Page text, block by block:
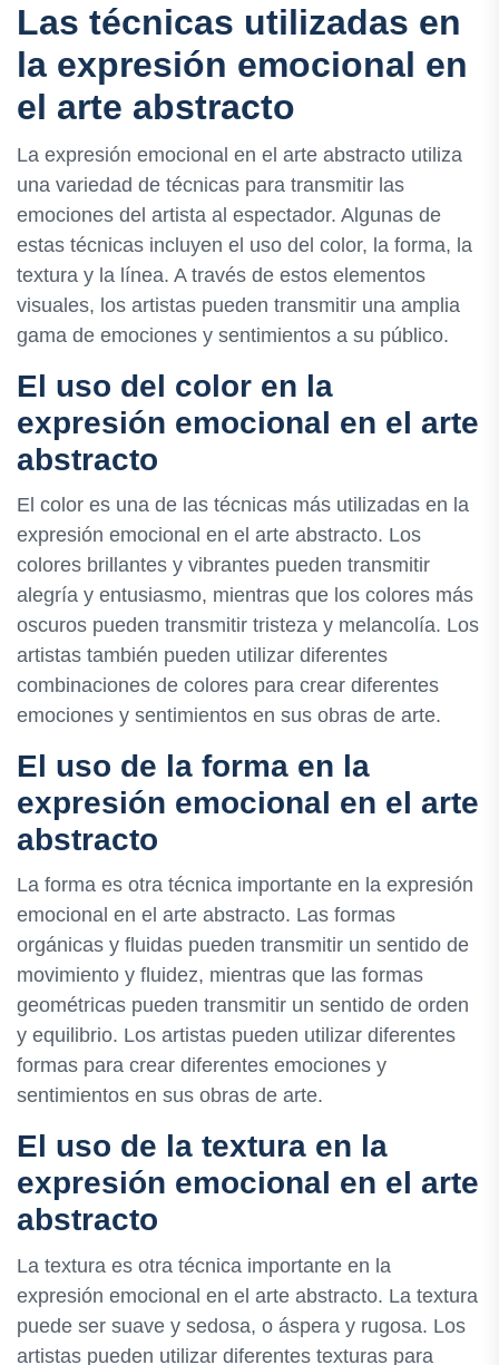
Las técnicas utilizadas en
la expresión emocional en
el arte abstracto
La expresión emocional en el arte abstracto utiliza
una variedad de técnicas para transmitir las
emociones del artista al espectador. Algunas de
estas técnicas incluyen el uso del color, la forma, la
textura y la línea. A través de estos elementos
visuales, los artistas pueden transmitir una amplia
gama de emociones y sentimientos a su público.
El uso del color en la
expresión emocional en el arte
abstracto
El color es una de las técnicas más utilizadas en la
expresión emocional en el arte abstracto. Los
colores brillantes y vibrantes pueden transmitir
alegría y entusiasmo, mientras que los colores más
oscuros pueden transmitir tristeza y melancolía. Los
artistas también pueden utilizar diferentes
combinaciones de colores para crear diferentes
emociones y sentimientos en sus obras de arte.
El uso de la forma en la
expresión emocional en el arte
abstracto
La forma es otra técnica importante en la expresión
emocional en el arte abstracto. Las formas
orgánicas y fluidas pueden transmitir un sentido de
movimiento y fluidez, mientras que las formas
geométricas pueden transmitir un sentido de orden
y equilibrio. Los artistas pueden utilizar diferentes
formas para crear diferentes emociones y
sentimientos en sus obras de arte.
El uso de la textura en la
expresión emocional en el arte
abstracto
La textura es otra técnica importante en la
expresión emocional en el arte abstracto. La textura
puede ser suave y sedosa, o áspera y rugosa. Los
artistas pueden utilizar diferentes texturas para